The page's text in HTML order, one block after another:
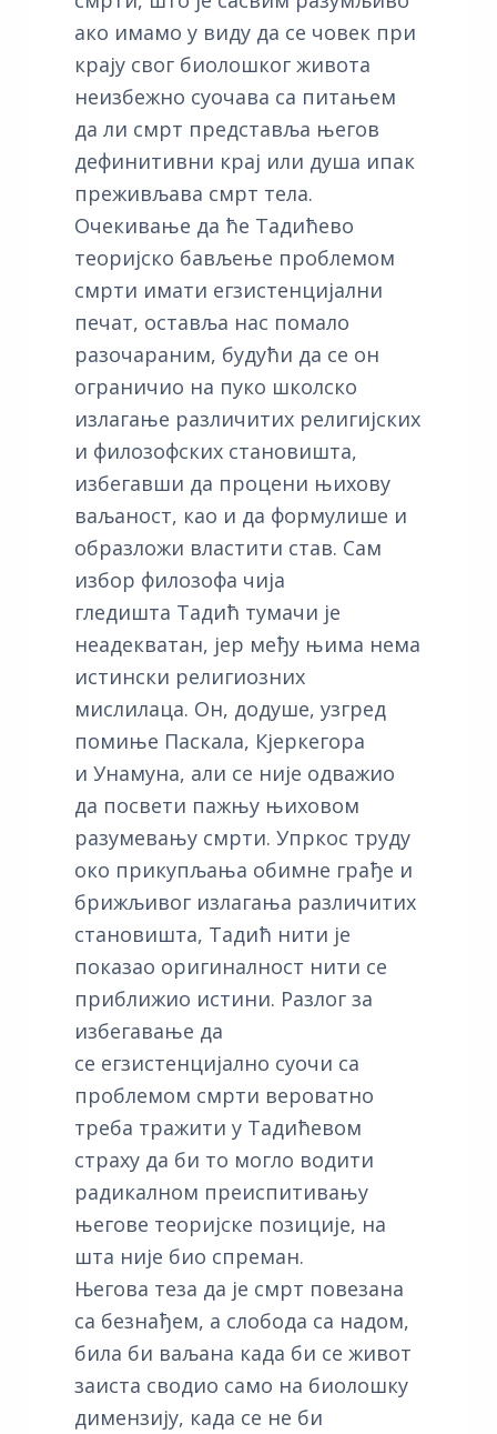
ако имамо у виду да се човек при
крају свог биолошког живота
неизбежно суочава са питањем
да ли смрт представља његов
дефинитивни крај или душа ипак
преживљава смрт тела.
Очекивање да ће Тадићево
теоријско бављење проблемом
смрти имати егзистенцијални
печат, оставља нас помало
разочараним, будући да се он
ограничио на пуко школско
излагање различитих религијских
и филозофских становишта,
избегавши да процени њихову
ваљаност, као и да формулише и
образложи властити став. Сам
избор филозофа чија
гледишта Тадић тумачи је
неадекватан, јер међу њима нема
истински религиозних
мислилаца. Он, додуше, узгред
помиње Паскала, Кјеркегора
и Унамуна, али се није одважио
да посвети пажњу њиховом
разумевању смрти. Упркос труду
око прикупљања обимне грађе и
брижљивог излагања различитих
становишта, Тадић нити је
показао оригиналност нити се
приближио истини. Разлог за
избегавање да
се егзистенцијално суочи са
проблемом смрти вероватно
треба тражити у Тадићевом
страху да би то могло водити
радикалном преиспитивању
његове теоријске позиције, на
шта није био спреман.
Његова теза да је смрт повезана
са безнађем, а слобода са надом,
била би ваљана када би се живот
заиста сводио само на биолошку
димензију, када се не би